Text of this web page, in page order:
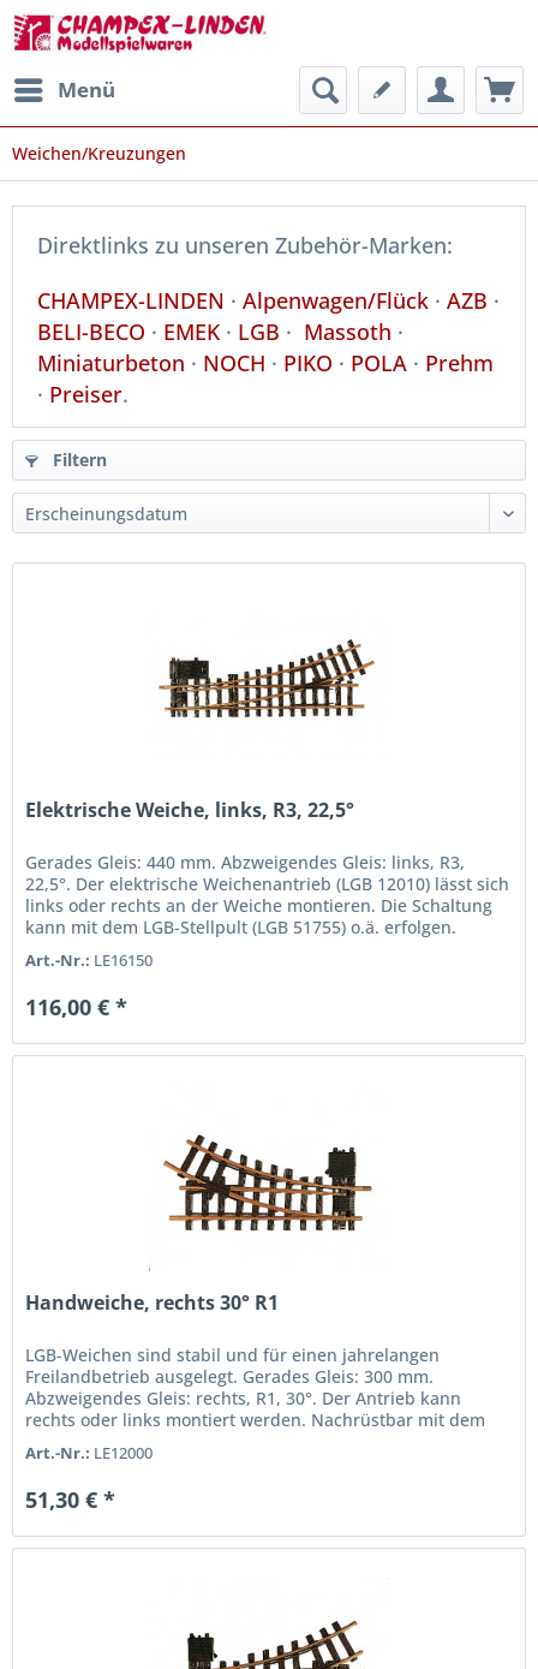
Menü
Weichen/Kreuzungen
Direktlinks zu unseren Zubehör-Marken:
CHAMPEX-LINDEN · Alpenwagen/Flück · AZB ·
BELI-BECO · EMEK · LGB · Massoth ·
Miniaturbeton · NOCH · PIKO · POLA · Prehm
· Preiser.
Filtern
Elektrische Weiche, links, R3, 22,5°
Gerades Gleis: 440 mm. Abzweigendes Gleis: links, R3,
22,5°. Der elektrische Weichenantrieb (LGB 12010) lässt sich
links oder rechts an der Weiche montieren. Die Schaltung
kann mit dem LGB-Stellpult (LGB 51755) o.ä. erfolgen.
Art.-Nr.: LE16150
116,00 € *
Handweiche, rechts 30° R1
LGB-Weichen sind stabil und für einen jahrelangen
Freilandbetrieb ausgelegt. Gerades Gleis: 300 mm.
Abzweigendes Gleis: rechts, R1, 30°. Der Antrieb kann
rechts oder links montiert werden. Nachrüstbar mit dem
Art.-Nr.: LE12000
51,30 € *